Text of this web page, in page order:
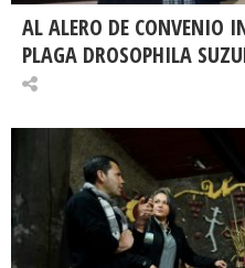
AL ALERO DE CONVENIO
PLAGA DROSOPHILA